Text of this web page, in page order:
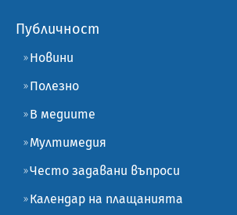
Публичност
Новини
Полезно
В медиите
Мултимедия
Често задавани въпроси
Календар на плащанията